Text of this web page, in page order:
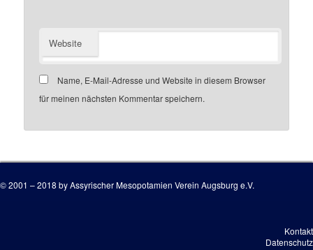
Website
Name, E-Mail-Adresse und Website in diesem Browser
für meinen nächsten Kommentar speichern.
© 2001 – 2018 by Assyrischer Mesopotamien Verein Augsburg e.V.
Kontakt
Datenschutz